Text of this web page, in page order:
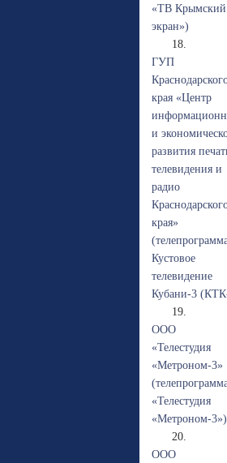
«ТВ Крымский
экран»)
18.
ГУП
края «Центр
и
развития
телевидения и
радио
края»
Кустовое
телевидение
Кубани-3
19.
ООО
«Телестудия
«Метроном-3»
«Телестудия
«Метроном-3»)
20.
ООО